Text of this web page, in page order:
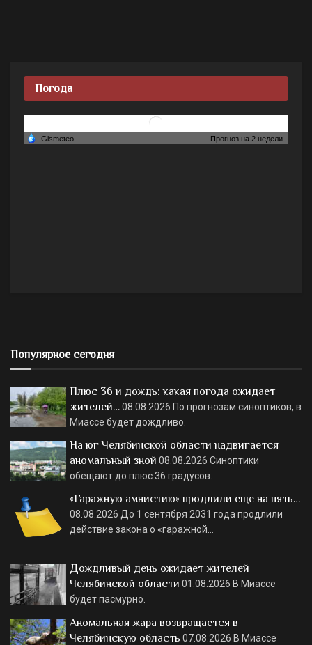
Погода
Популярное сегодня
Плюс 36 и дождь: какая погода ожидает
жителей…08.08.2026 По прогнозам синоптиков, в
Миассе будет дождливо.
На юг Челябинской области надвигается
аномальный зной 08.08.2026 Синоптики
обещают до плюс 36 градусов.
«Гаражную амнистию» продлили еще на пять…
08.08.2026 До 1 сентября 2031 года продлили
действие закона о «гаражной…
Дождливый день ожидает жителей
Челябинской области 01.08.2026 В Миассе
будет пасмурно.
Аномальная жара возвращается в
Челябинскую область 07.08.2026 В Миассе